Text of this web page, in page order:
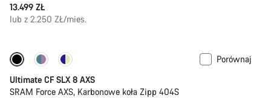
13.499 ZŁ
lub z 2.250 ZŁ/mies.
Nowa dostawa
Porównaj
Ultimate CF SLX 8 AXS
SRAM Force AXS, Karbonowe koła Zipp 404S